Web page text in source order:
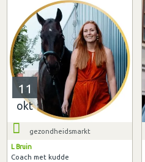
11
okt
gezondheidsmarkt
L Bruin
Coach met kudde